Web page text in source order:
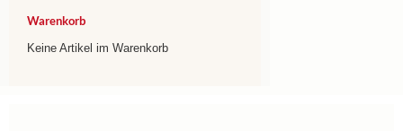
Warenkorb
Keine Artikel im Warenkorb